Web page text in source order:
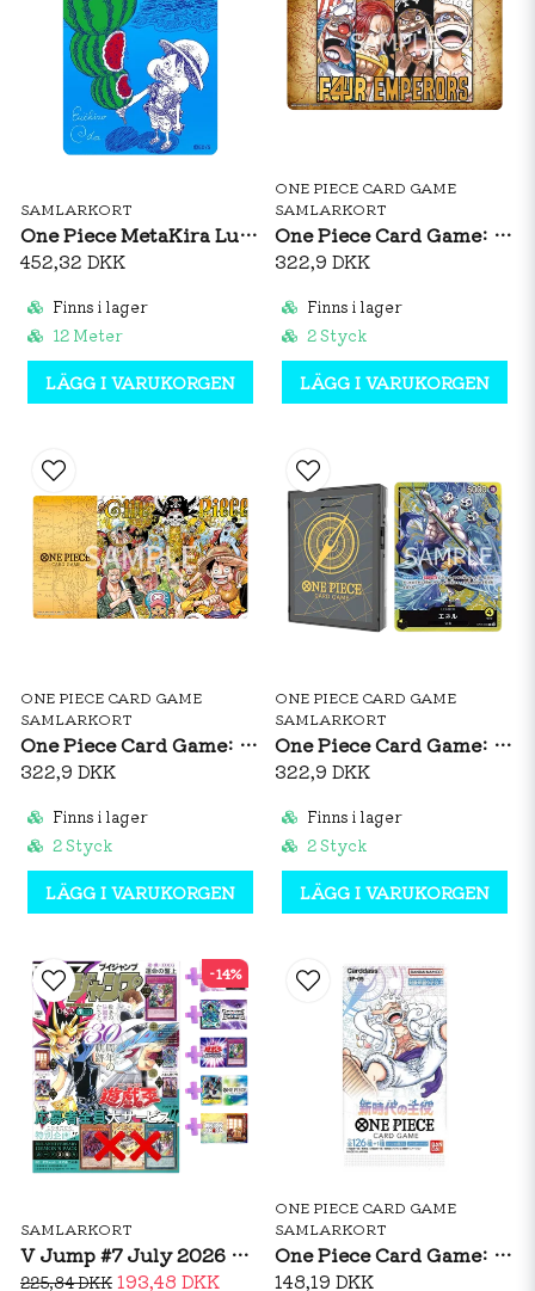
SAMLARKORT
One Piece MetaKira Luffy Card Watermelon Natsu Comi 2026 Japan Promo
452,32 DKK
Finns i lager
12 Meter
LÄGG I VARUKORGEN
ONE PIECE CARD GAME
SAMLARKORT
One Piece Card Game: Official Playmat Limited Edition Vol. 2
322,9 DKK
Finns i lager
2 Styck
LÄGG I VARUKORGEN
ONE PIECE CARD GAME
SAMLARKORT
One Piece Card Game: Official Playmat Limited Edition Vol. 1
322,9 DKK
Finns i lager
2 Styck
LÄGG I VARUKORGEN
ONE PIECE CARD GAME
SAMLARKORT
One Piece Card Game: Soundloader Vol. 2 Enel
322,9 DKK
Finns i lager
2 Styck
LÄGG I VARUKORGEN
SAMLARKORT
V Jump #7 July 2026 Magazine + Promo Cards (JP)
225,84 DKK 193,48 DKK
-14%
ONE PIECE CARD GAME
SAMLARKORT
One Piece Card Game: OP05 Awakening Of The New Era - Booster Pack (JP)
148,19 DKK